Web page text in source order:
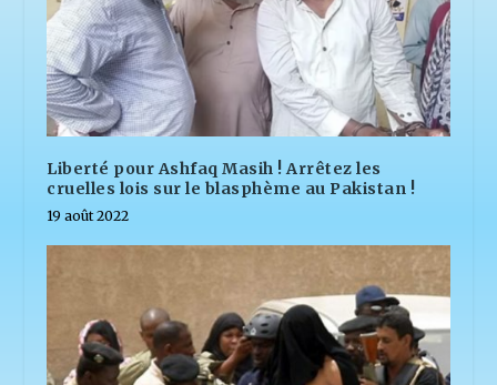
Liberté pour Ashfaq Masih ! Arrêtez les
cruelles lois sur le blasphème au Pakistan !
19 août 2022